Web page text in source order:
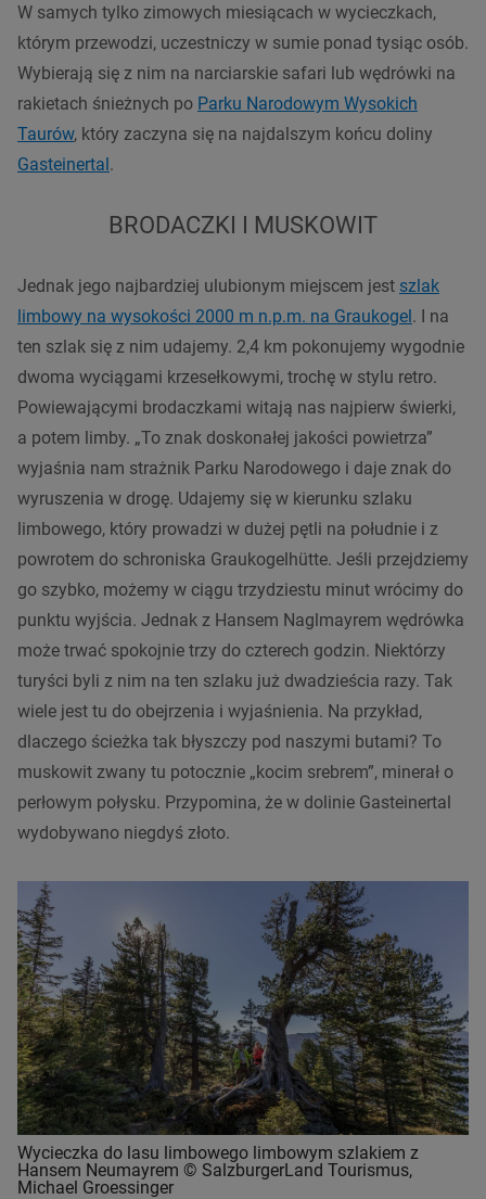
W samych tylko zimowych miesiącach w wycieczkach,
którym przewodzi, uczestniczy w sumie ponad tysiąc osób.
Wybierają się z nim na narciarskie safari lub wędrówki na
rakietach śnieżnych po Parku Narodowym Wysokich
Taurów, który zaczyna się na najdalszym końcu doliny
Gasteinertal.
BRODACZKI I MUSKOWIT
Jednak jego najbardziej ulubionym miejscem jest szlak
limbowy na wysokości 2000 m n.p.m. na Graukogel. I na
ten szlak się z nim udajemy. 2,4 km pokonujemy wygodnie
dwoma wyciągami krzesełkowymi, trochę w stylu retro.
Powiewającymi brodaczkami witają nas najpierw świerki,
a potem limby. „To znak doskonałej jakości powietrza”
wyjaśnia nam strażnik Parku Narodowego i daje znak do
wyruszenia w drogę. Udajemy się w kierunku szlaku
limbowego, który prowadzi w dużej pętli na południe i z
powrotem do schroniska Graukogelhütte. Jeśli przejdziemy
go szybko, możemy w ciągu trzydziestu minut wrócimy do
punktu wyjścia. Jednak z Hansem Naglmayrem wędrówka
może trwać spokojnie trzy do czterech godzin. Niektórzy
turyści byli z nim na ten szlaku już dwadzieścia razy. Tak
wiele jest tu do obejrzenia i wyjaśnienia. Na przykład,
dlaczego ścieżka tak błyszczy pod naszymi butami? To
muskowit zwany tu potocznie „kocim srebrem”, minerał o
perłowym połysku. Przypomina, że w dolinie Gasteinertal
wydobywano niegdyś złoto.
Wycieczka do lasu limbowego limbowym szlakiem z
Hansem Neumayrem © SalzburgerLand Tourismus,
Michael Groessinger